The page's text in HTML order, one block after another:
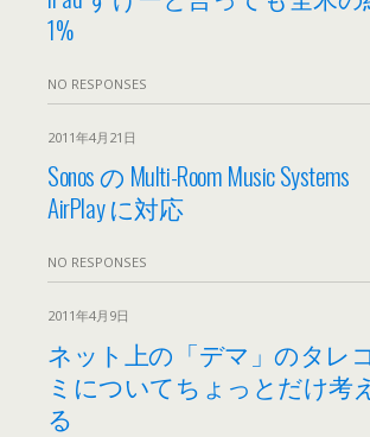
1%
NO RESPONSES
2011年4月21日
Sonos の Multi-Room Music Systems
AirPlay に対応
NO RESPONSES
2011年4月9日
ネット上の「デマ」のタレコ
ミについてちょっとだけ考え
る